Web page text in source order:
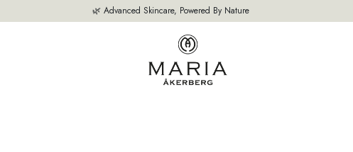
🌿 Advanced Skincare, Powered By Nature